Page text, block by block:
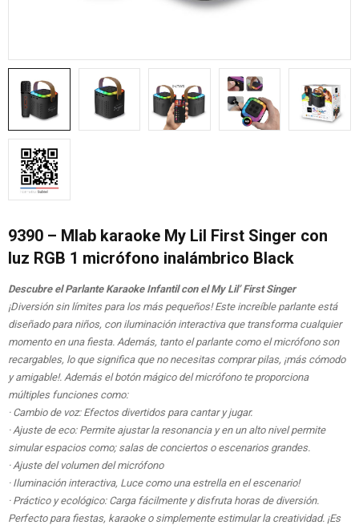
9390 – Mlab karaoke My Lil First Singer con
luz RGB 1 micrófono inalámbrico Black
Descubre el Parlante Karaoke Infantil con el My Lil’ First Singer
¡Diversión sin límites para los más pequeños! Este increíble parlante está
diseñado para niños, con iluminación interactiva que transforma cualquier
momento en una fiesta. Además, tanto el parlante como el micrófono son
recargables, lo que significa que no necesitas comprar pilas, ¡más cómodo
y amigable!. Además el botón mágico del micrófono te proporciona
múltiples funciones como:
· Cambio de voz: Efectos divertidos para cantar y jugar.
· Ajuste de eco: Permite ajustar la resonancia y en un alto nivel permite
simular espacios como; salas de conciertos o escenarios grandes.
· Ajuste del volumen del micrófono
· Iluminación interactiva, Luce como una estrella en el escenario!
· Práctico y ecológico: Carga fácilmente y disfruta horas de diversión.
Perfecto para fiestas, karaoke o simplemente estimular la creatividad. ¡Es